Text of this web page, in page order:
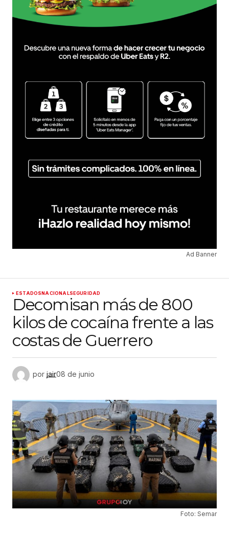
Ad Banner
ESTADOSNACIONALSEGURIDAD
Decomisan más de 800
kilos de cocaína frente a las
costas de Guerrero
por jair08 de junio
Foto: Semar